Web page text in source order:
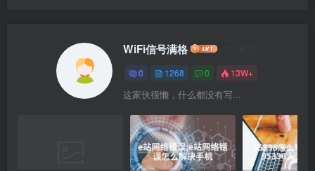
WiFi信号满格
0 1268 0 13W+
这家伙很懒，什么都没有写...